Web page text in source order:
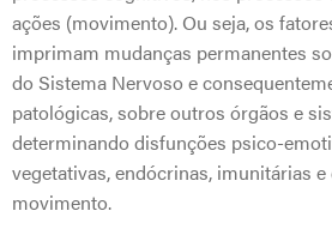
ações (movimento). Ou seja, os
imprimam mudanças permanentes
do Sistema Nervoso e
patológicas, sobre outros órgãos e
determinando disfunções psico-
vegetativas, endócrinas, imunitárias
movimento.